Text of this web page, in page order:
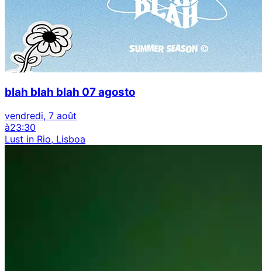
blah blah blah 07 agosto
vendredi, 7 août
à23:30
Lust in Rio, Lisboa